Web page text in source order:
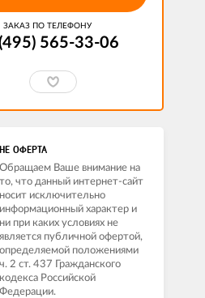
ЗАКАЗ ПО ТЕЛЕФОНУ
565-33-06
НЕ ОФЕРТА
Обращаем Ваше внимание на
то, что данный интернет-сайт
носит исключительно
информационный характер и
ни при каких условиях не
является публичной офертой,
определяемой положениями
ч. 2 ст. 437 Гражданского
кодекса Российской
Федерации.